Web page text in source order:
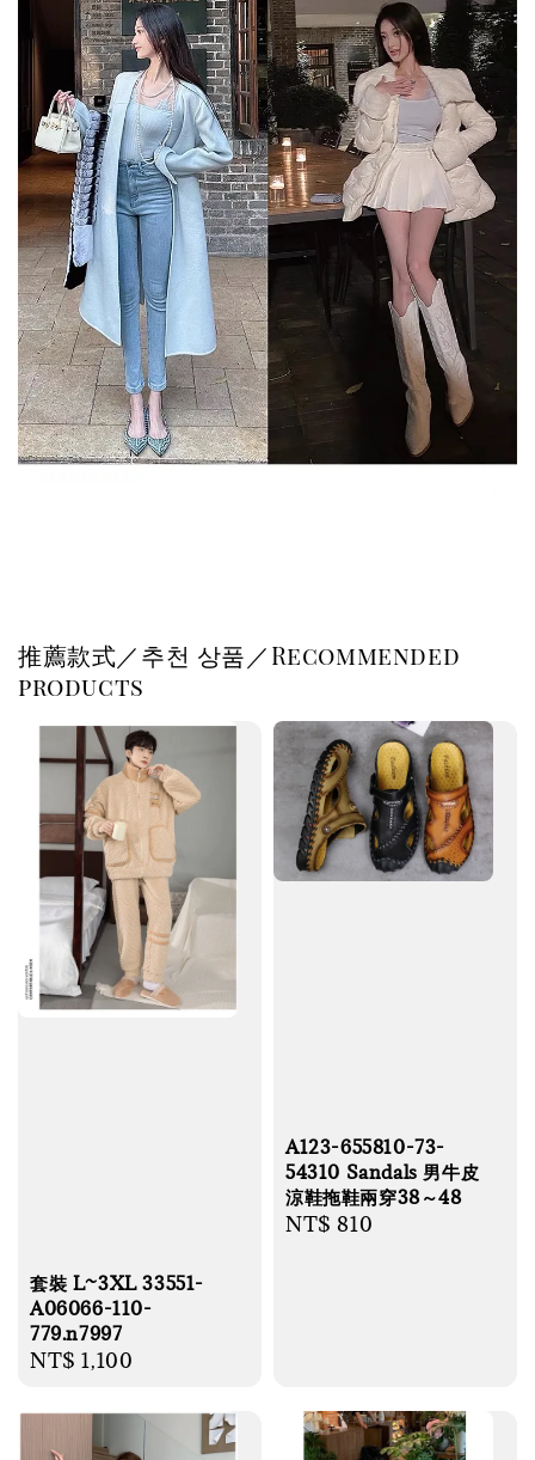
推薦款式／추천 상품／Recommended
products
套裝 L~3XL 33551-
A06066-110-
779.n7997
Regular
NT$ 1,100
A123-655810-73-
54310 Sandals 男牛皮
涼鞋拖鞋兩穿38～48
Regular
NT$ 810